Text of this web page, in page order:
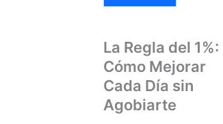
La Regla del 1%:
Cómo Mejorar
Cada Día sin
Agobiarte